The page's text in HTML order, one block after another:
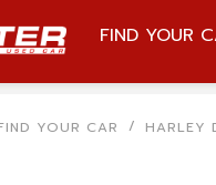
FIND YOUR
STOCK
YOUR CAR HARLEY